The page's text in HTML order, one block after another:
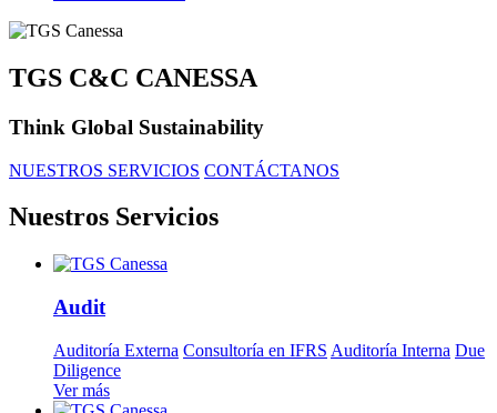
TGS C&C CANESSA
Think Global Sustainability
NUESTROS SERVICIOS CONTÁCTANOS
Nuestros Servicios
Audit
Auditoría Externa Consultoría en IFRS Auditoría Interna Due
Diligence
Ver más